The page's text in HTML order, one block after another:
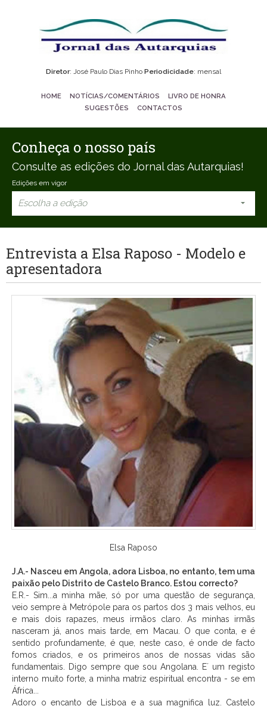
Diretor: José Paulo Dias Pinho Periodicidade: mensal
HOME NOTÍCIAS/COMENTÁRIOS
LIVRO DE HONRA
SUGESTÕES
CONTACTOS
Conheça o nosso país
Consulte as edições do Jornal das Autarquias!
Edições em vigor
Escolha a edição
Entrevista a Elsa Raposo - Modelo e
apresentadora
Elsa Raposo
J.A.- Nasceu em Angola, adora Lisboa, no entanto, tem uma
paixão pelo Distrito de Castelo Branco. Estou correcto?
E.R.- Sim...a minha mãe, só por uma questão de segurança,
veio sempre à Metrópole para os partos dos 3 mais velhos, eu
e mais dois rapazes, meus irmãos claro. As minhas irmãs
nasceram já, anos mais tarde, em Macau. O que conta, e é
sentido profundamente, é que, neste caso, é onde de facto
fomos criados, e os primeiros anos de nossas vidas são
fundamentais. Digo sempre que sou Angolana. E´ um registo
interno muito forte, a minha matriz espiritual encontra - se em
África...
Adoro o encanto de Lisboa e a sua magnifica luz. Castelo